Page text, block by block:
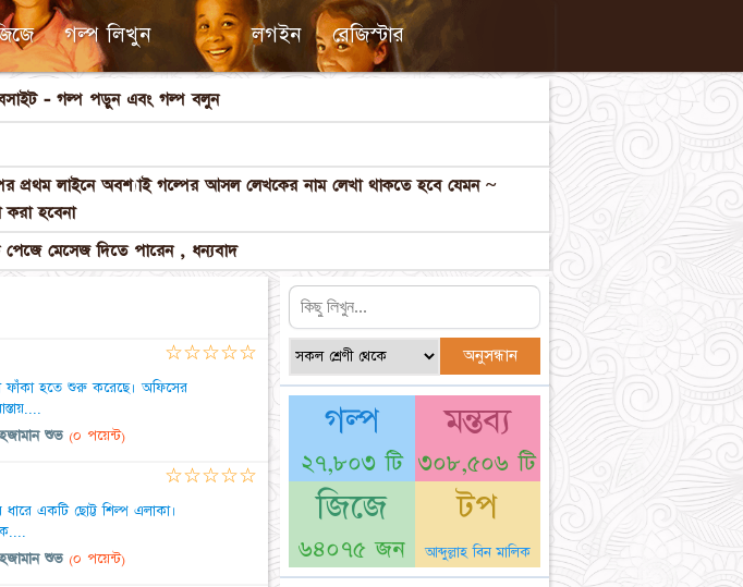
গল্প লিখুন লগইন রেজিস্টার
- গল্প পড়ুন এবং গল্প বলুন
প্রথম লাইনে অবশ্যাই গল্পের আসল লেখকের নাম লেখা থাকতে হবে যেমন ~
হবেনা
মেসেজ দিতে পারেন , ধন্যবাদ
ফাঁকা হতে শুরু করেছে। অফিসের
শুভ (০ পয়েন্ট)
☆☆☆☆☆
একটি ছোট্ট শিল্প এলাকা।
শুভ (০ পয়েন্ট)
☆☆☆☆☆
গল্প
২৭,৮০৩ টি
মন্তব্য
৩০৮,৫০৬ টি
জিজে
৬৪০৭৫ জন
টপ
আব্দুল্লাহ বিন মালিক